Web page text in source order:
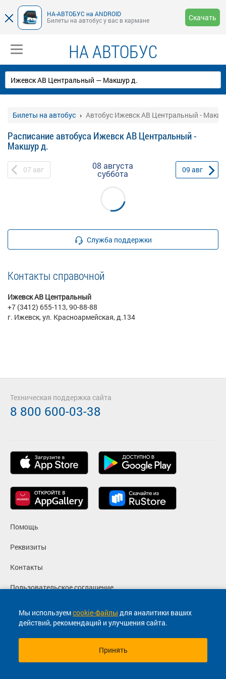
НА-АВТОБУС на ANDROID
Билеты на автобус у вас в кармане
Скачать
НА АВТОБУС
Билеты на автобус Автобус Ижевск АВ Центральный -
Расписание автобуса Ижевск АВ Центральный -
Макшур д.
07 авг 08 августа
суббота 09 авг
Служба поддержки
Контакты справочной
Ижевск АВ Центральный
+7 (3412) 655-113, 90-88-88
г. Ижевск, ул. Красноармейская, д.134
Мы используемcookie-файлы для аналитики ваших
действий, рекомендаций и улучшения сайта.
Принять
Помощь
Реквизиты
Контакты
Пользовательское соглашение
Политика конфиденциальности
Согласие на маркетинговые сообщения
Техническая поддержка сайта
8 800 600-03-38
© 2013-2026, ООО "Капитал"- Онлайн сервис продажи